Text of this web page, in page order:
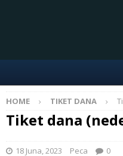
HOME TIKET DANA
Tiket dana
18 Juna, 2023 Peca 0